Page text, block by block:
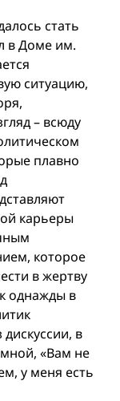
стать
в Доме им.
ситуацию,
– всюду
плавно
карьеры
которое
в жертву
однажды в
в
«Вам не
у меня есть